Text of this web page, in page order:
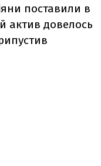
поставили в
актив довелось